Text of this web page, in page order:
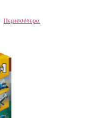
Περισσότερα